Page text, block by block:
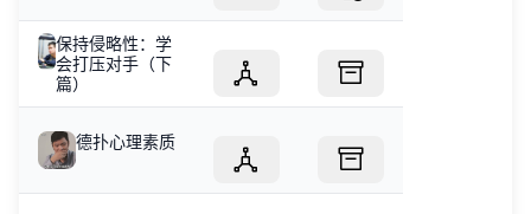
保持侵略性：学
会打压对手（下
篇）
德扑心理素质